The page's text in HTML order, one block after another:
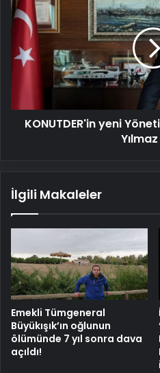
yeni
Yönetim
Kurulu
Başkanı
Ziya
KONUTDER'in yeni
İlgili Makaleler
Emekli Tümgeneral
Büyükışık’ın oğlunun
ölümünde 7 yıl sonra dava
açıldı!